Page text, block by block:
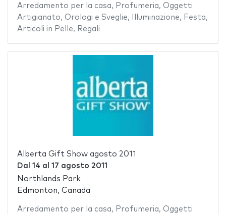
Arredamento per la casa, Profumeria, Oggetti
Artigianato, Orologi e Sveglie, Illuminazione, Festa,
Articoli in Pelle, Regali
Alberta Gift Show agosto 2011
Dal 14 al 17 agosto 2011
Northlands Park
Edmonton, Canada
Arredamento per la casa, Profumeria, Oggetti